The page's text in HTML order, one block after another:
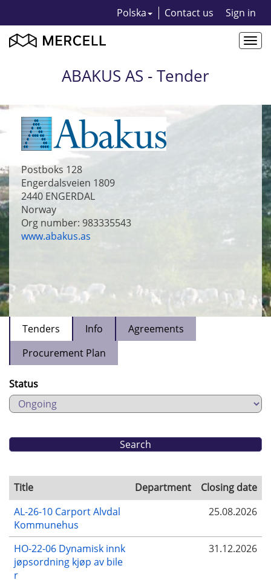
Polska Contact us Sign in
ABAKUS AS - Tender
Postboks 128
Engerdalsveien 1809
2440 ENGERDAL
Norway
Org number: 983335543
www.abakus.as
Tenders Info
Agreements
Procurement Plan
Status
Title Department
Closing date
AL-26-10 Carport Alvdal
Kommunehus
25.08.2026
HO-22-06 Dynamisk innk
jøpsordning kjøp av bile
r
31.12.2026